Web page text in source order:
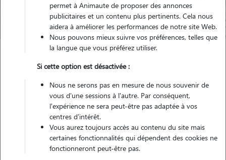
Trouver mon Pet Sitter
Sarbazan
Nos promeneurs et familles d'accueil
à Sarbazan (40120)
permet à Animaute de proposer des annonces
publicitaires et un contenu plus pertinents. Cela nous
aidera à améliorer les performances de notre site Web.
Nous pouvons mieux suivre vos préférences, telles que
la langue que vous préférez utiliser.
Si cette option est désactivée :
Nous ne serons pas en mesure de nous souvenir de
vous d'une sessions à l'autre. Par conséquent,
l'expérience ne sera peut-être pas adaptée à vos
centres d'intérêt.
Vous aurez toujours accès au contenu du site mais
certaines fonctionnalités qui dépendent des cookies ne
fonctionneront peut-être pas.